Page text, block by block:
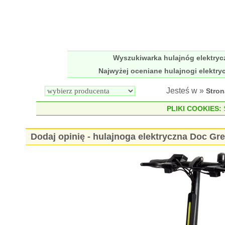
Wyszukiwarka hulajnóg
Najwyżej oceniane hulajnogi
Jesteś w »
PLIKI COOKIES:
Dodaj opinię - hulajnoga elektryczna Doc